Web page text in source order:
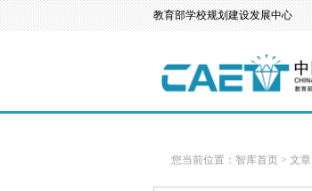
教育部学校规划建设发展中心
您当前位置： 智库首页 > 文章